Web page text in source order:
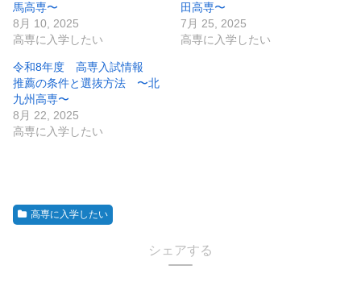
馬高専〜
8月 10, 2025
高専に入学したい
田高専〜
7月 25, 2025
高専に入学したい
令和8年度 高専入試情報
推薦の条件と選抜方法 〜北
九州高専〜
8月 22, 2025
高専に入学したい
高専に入学したい
シェアする